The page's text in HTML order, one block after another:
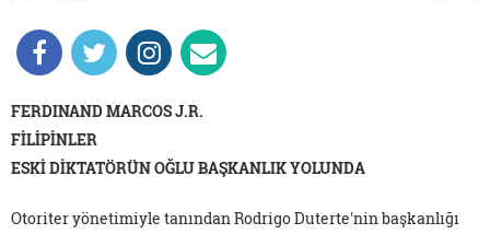
FERDINAND MARCOS J.R.
FİLİPİNLER
ESKİ DİKTATÖRÜN OĞLU BAŞKANLIK YOLUNDA
Otoriter yönetimiyle tanından Rodrigo Duterte'nin başkanlığı